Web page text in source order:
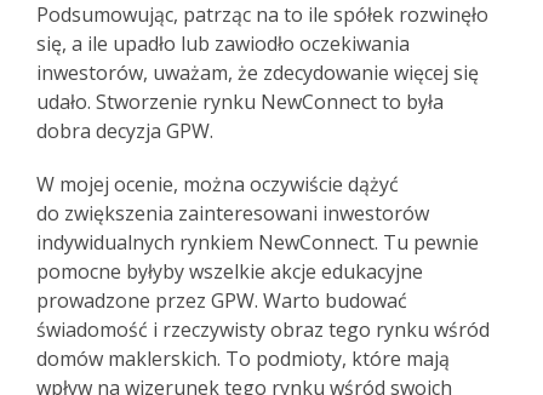
Podsumowując, patrząc na to ile spółek rozwinęło
się, a ile upadło lub zawiodło oczekiwania
inwestorów, uważam, że zdecydowanie więcej się
udało. Stworzenie rynku NewConnect to była
dobra decyzja GPW.
W mojej ocenie, można oczywiście dążyć
do zwiększenia zainteresowani inwestorów
indywidualnych rynkiem NewConnect. Tu pewnie
pomocne byłyby wszelkie akcje edukacyjne
prowadzone przez GPW. Warto budować
świadomość i rzeczywisty obraz tego rynku wśród
domów maklerskich. To podmioty, które mają
wpływ na wizerunek tego rynku wśród swoich